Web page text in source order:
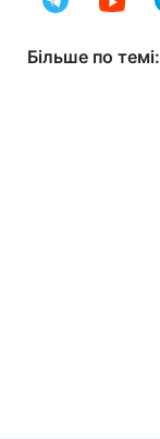
Більше по темі: